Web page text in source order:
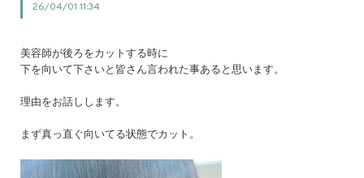
26/04/01 11:34
美容師が後ろをカットする時に
下を向いて下さいと皆さん言われた事あると思います。
理由をお話しします。
まず真っ直ぐ向いてる状態でカット。